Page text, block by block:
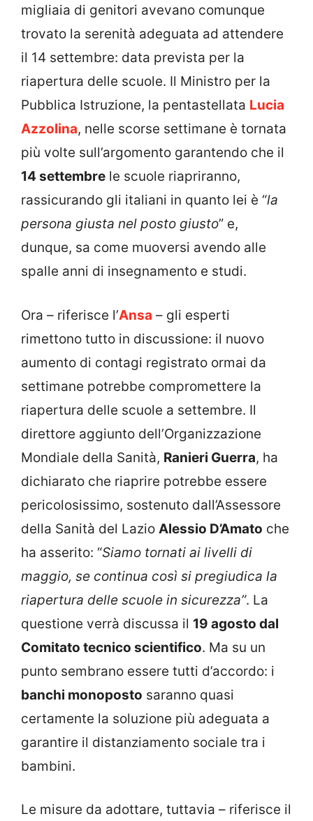
migliaia di genitori avevano comunque
trovato la serenità adeguata ad attendere
il 14 settembre: data prevista per la
riapertura delle scuole. Il Ministro per la
Pubblica Istruzione, la pentastellata Lucia
Azzolina, nelle scorse settimane è tornata
più volte sull’argomento garantendo che il
14 settembre le scuole riapriranno,
rassicurando gli italiani in quanto lei è “la
persona giusta nel posto giusto” e,
dunque, sa come muoversi avendo alle
spalle anni di insegnamento e studi.
Ora – riferisce l’Ansa – gli esperti
rimettono tutto in discussione: il nuovo
aumento di contagi registrato ormai da
settimane potrebbe compromettere la
riapertura delle scuole a settembre. Il
direttore aggiunto dell’Organizzazione
Mondiale della Sanità, Ranieri Guerra, ha
dichiarato che riaprire potrebbe essere
pericolosissimo, sostenuto dall’Assessore
della Sanità del Lazio Alessio D’Amato che
ha asserito: “Siamo tornati ai livelli di
maggio, se continua così si pregiudica la
riapertura delle scuole in sicurezza”. La
questione verrà discussa il 19 agosto dal
Comitato tecnico scientifico. Ma su un
punto sembrano essere tutti d’accordo: i
banchi monoposto saranno quasi
certamente la soluzione più adeguata a
garantire il distanziamento sociale tra i
bambini.
Le misure da adottare, tuttavia – riferisce il